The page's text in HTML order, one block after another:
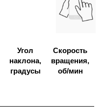
Угол
наклона,
градусы
Скорость
вращения,
об/мин